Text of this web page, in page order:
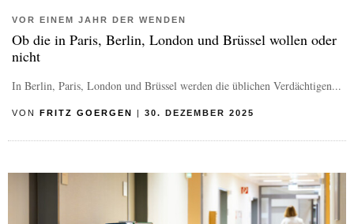
VOR EINEM JAHR DER WENDEN
Ob die in Paris, Berlin, London und Brüssel wollen oder
nicht
In Berlin, Paris, London und Brüssel werden die üblichen Verdächtigen...
VON FRITZ GOERGEN | 30. DEZEMBER 2025